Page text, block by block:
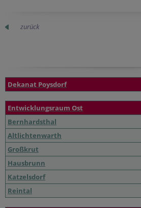
zurück
Dekanat Poysdorf
Entwicklungsraum Ost
Bernhardsthal
Altlichtenwarth
Großkrut
Hausbrunn
Katzelsdorf
Reintal